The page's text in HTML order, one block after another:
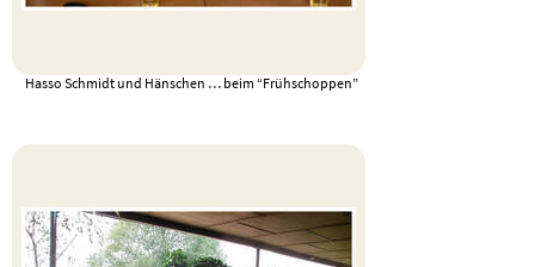
Hasso Schmidt und Hänschen … beim “Frühschoppen”